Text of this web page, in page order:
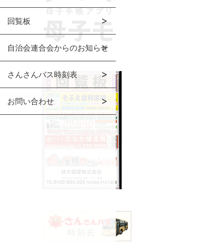
回覧板
自治会連合会からのお知らせ
さんさんバス時刻表
お問い合わせ